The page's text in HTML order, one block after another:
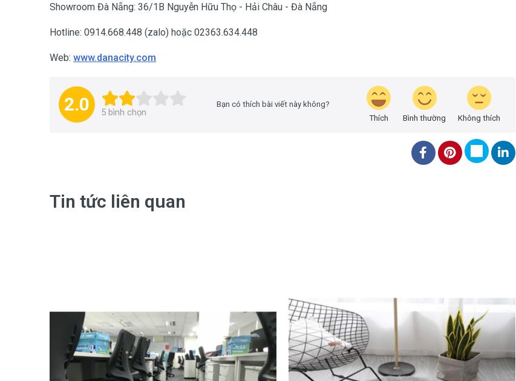
Showroom Đà Nẵng: 36/1B Nguyễn Hữu Thọ - Hải Châu - Đà Nẵng
Hotline: 0914.668.448 (zalo) hoặc 02363.634.448
Web: www.danacity.com
2.0 5 bình chọn
Bạn có thích bài viết này không?
Thích
Bình thường Không thích
Tin tức liên quan